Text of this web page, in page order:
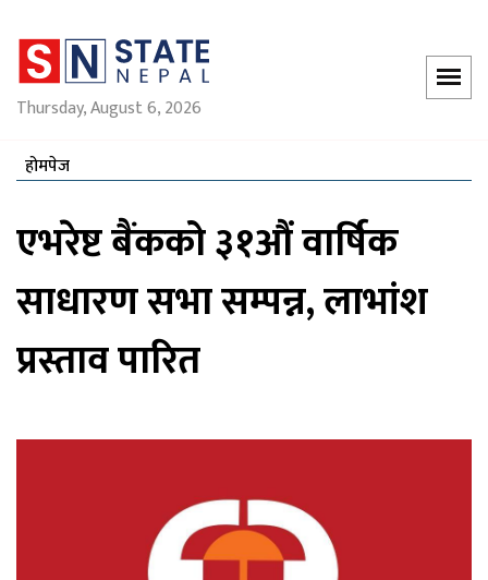
Thursday, August 6, 2026
होमपेज
एभरेष्ट बैंकको ३१औं वार्षिक
साधारण सभा सम्पन्न, लाभांश
प्रस्ताव पारित